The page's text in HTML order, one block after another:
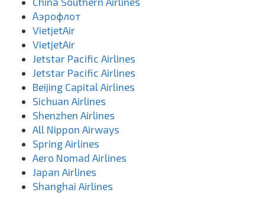
Аэрофлот
VietjetAir
VietjetAir
Jetstar Pacific Airlines
Jetstar Pacific Airlines
Beijing Capital Airlines
Sichuan Airlines
Shenzhen Airlines
All Nippon Airways
Spring Airlines
Aero Nomad Airlines
Japan Airlines
Shanghai Airlines